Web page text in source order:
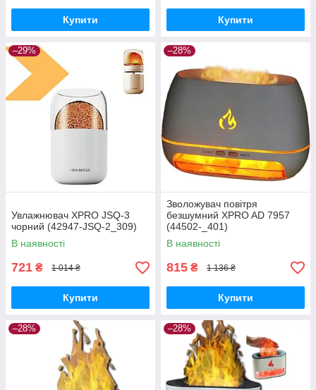
Купити Купити
–29%
Увлажнювач XPRO JSQ-3
чорний (42947-JSQ-2_309)
В наявності
721 ₴ 1 014 ₴
Купити
–28%
Зволожувач повітря
безшумний XPRO AD 7957
(44502-_401)
В наявності
815 ₴ 1 136 ₴
Купити
–28% –28%